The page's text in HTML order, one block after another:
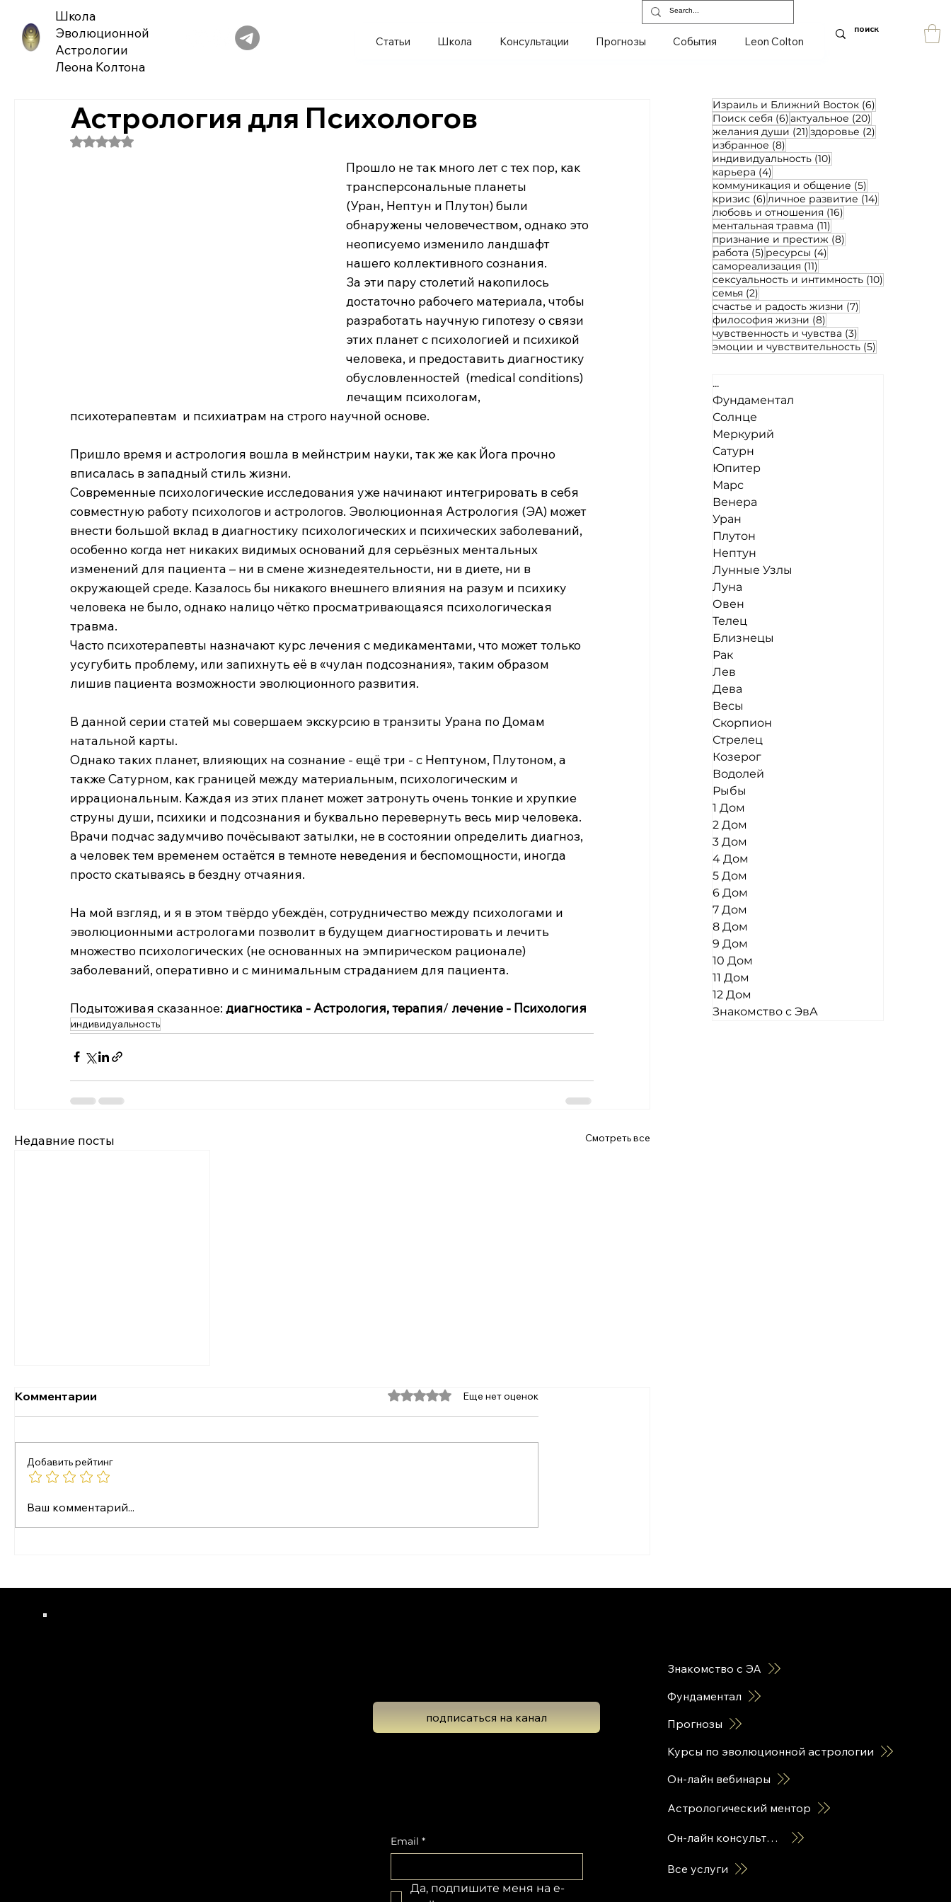
Школа
Эволюционной
Астрологии
Леона Колтона
Статьи Школа Консультации Прогнозы События Leon Colton
Астрология для Психологов
Оценка: не число из 5 звезд.
Прошло не так много лет с тех пор, как
трансперсональные планеты
(Уран, Нептун и Плутон) были
обнаружены человечеством, однако это
неописуемо изменило ландшафт
нашего коллективного сознания.
За эти пару столетий накопилось
достаточно рабочего материала, чтобы
разработать научную гипотезу о связи
этих планет с психологией и психикой
человека, и предоставить диагностику
обусловленностей  (medical conditions)
лечащим психологам,
психотерапевтам  и психиатрам на строго научной основе.
Пришло время и астрология вошла в мейнстрим науки, так же как Йога прочно
вписалась в западный стиль жизни.
Современные психологические исследования уже начинают интегрировать в себя
совместную работу психологов и астрологов. Эволюционная Астрология (ЭА) может
внести большой вклад в диагностику психологических и психических заболеваний,
особенно когда нет никаких видимых оснований для серьёзных ментальных
изменений для пациента – ни в смене жизнедеятельности, ни в диете, ни в
окружающей среде. Казалось бы никакого внешнего влияния на разум и психику
человека не было, однако налицо чётко просматривающаяся психологическая
травма.
Часто психотерапевты назначают курс лечения с медикаментами, что может только
усугубить проблему, или запихнуть её в «чулан подсознания», таким образом
лишив пациента возможности эволюционного развития.
В данной серии статей мы совершаем экскурсию в транзиты Урана по Домам
натальной карты.
Однако таких планет, влияющих на сознание - ещё три - с Нептуном, Плутоном, а
также Сатурном, как границей между материальным, психологическим и
иррациональным. Каждая из этих планет может затронуть очень тонкие и хрупкие
струны души, психики и подсознания и буквально перевернуть весь мир человека.
Врачи подчас задумчиво почёсывают затылки, не в состоянии определить диагноз,
а человек тем временем остаётся в темноте неведения и беспомощности, иногда
просто скатываясь в бездну отчаяния.
На мой взгляд, и я в этом твёрдо убеждён, сотрудничество между психологами и
эволюционными астрологами позволит в будущем диагностировать и лечить
множество психологических (не основанных на эмпирическом рационале)
заболеваний, оперативно и с минимальным страданием для пациента.
Подытоживая сказанное: диагностика - Астрология, терапия/ лечение - Психология
индивидуальность
Недавние посты Смотреть все
Ментальная травма и
ПТСР
Комментарии Оценка: 0 из 5 звезд.
Еще нет оценок
Добавить рейтинг
Ваш комментарий...
Израиль и Ближний Восток (6)6 постов
Поиск себя (6)6 постов
актуальное (20)20 постов
желания души (21)21 пост
здоровье (2)2 поста
избранное (8)8 постов
индивидуальность (10)10 постов
карьера (4)4 поста
коммуникация и общение (5)5 постов
кризис (6)6 постов
личное развитие (14)14 постов
любовь и отношения (16)16 постов
ментальная травма (11)11 постов
признание и престиж (8)8 постов
работа (5)5 постов
ресурсы (4)4 поста
самореализация (11)11 постов
сексуальность и интимность (10)10 постов
семья (2)2 поста
счастье и радость жизни (7)7 постов
философия жизни (8)8 постов
чувственность и чувства (3)3 поста
эмоции и чувствительность (5)5 постов
...
Фундаментал
Солнце
Меркурий
Сатурн
Юпитер
Марс
Венера
Уран
Плутон
Нептун
Лунные Узлы
Луна
Овен
Телец
Близнецы
Рак
Лев
Дева
Весы
Скорпион
Стрелец
Козерог
Водолей
Рыбы
1 Дом
2 Дом
3 Дом
4 Дом
5 Дом
6 Дом
7 Дом
8 Дом
9 Дом
10 Дом
11 Дом
12 Дом
Знакомство с ЭвА
подписаться на канал
Email *
Да, подпишите меня на e-
Знакомство с ЭА
Фундаментал
Прогнозы
Курсы по эволюционной астрологии
Он-лайн вебинары
Астрологический ментор
Он-лайн консультация
Все услуги